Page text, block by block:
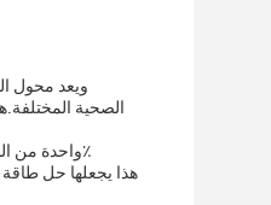
ويعد محول
الصحية